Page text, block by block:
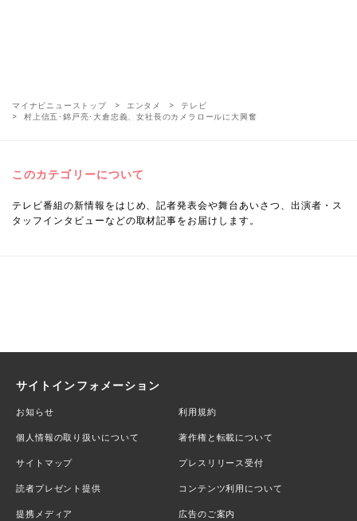
マイナビニューストップ エンタメ
テレビ
村上信五･錦戸亮･大倉忠義、女社長のカメラロールに大興奮
このカテゴリーについて
テレビ番組の新情報をはじめ、記者発表会や舞台あいさつ、出演者・ス
タッフインタビューなどの取材記事をお届けします。
サイトインフォメーション
お知らせ 利用規約
個人情報の取り扱いについて 著作権と転載について
サイトマップ プレスリリース受付
読者プレゼント提供 コンテンツ利用について
提携メディア 広告のご案内